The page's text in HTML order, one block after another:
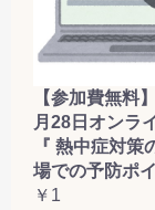
【参加費無料
月28日オンラ
『 熱中症対策
場での予防ポイ
￥1